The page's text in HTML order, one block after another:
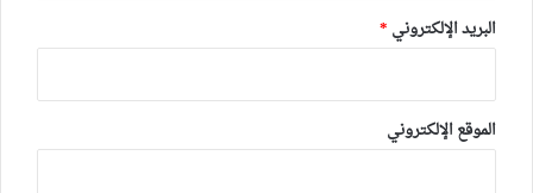
البريد الإلكتروني *
الموقع الإلكتروني